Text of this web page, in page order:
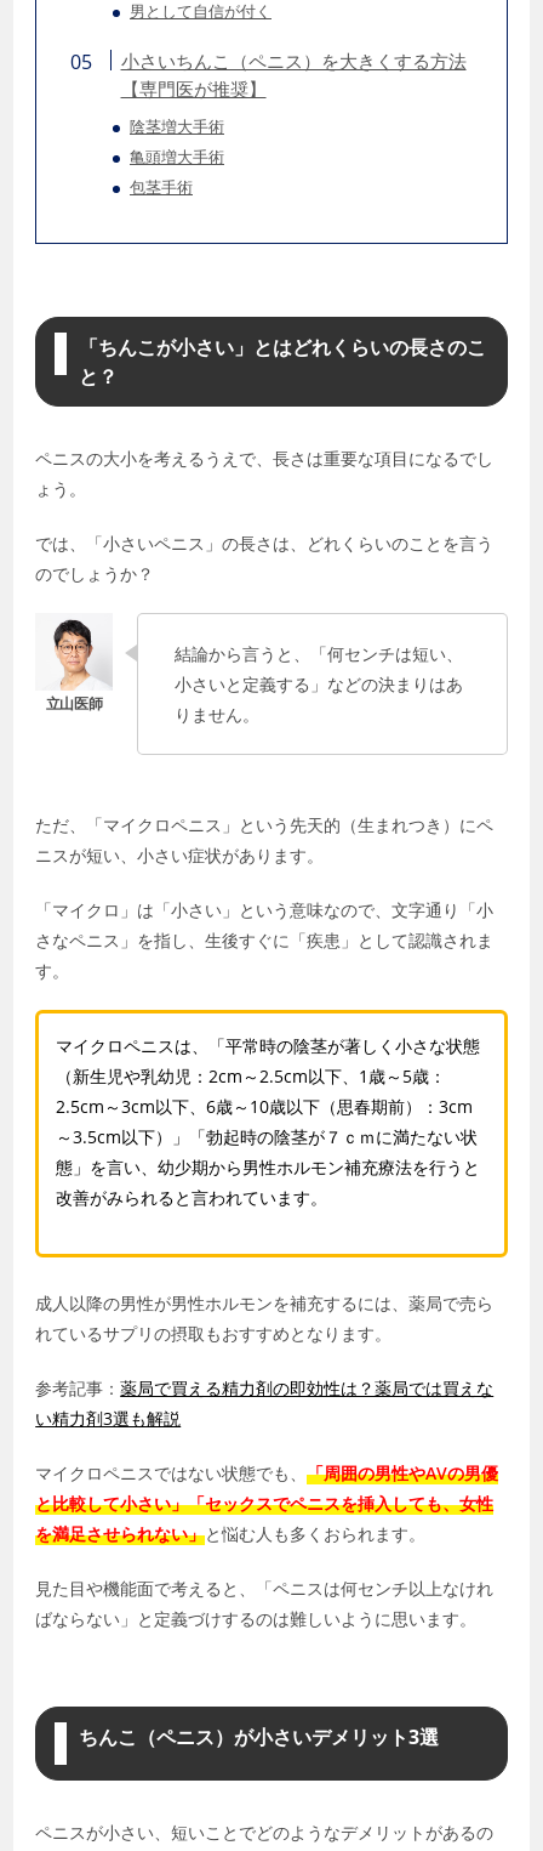
男として自信が付く
小さいちんこ（ペニス）を大きくする方法
【専門医が推奨】
陰茎増大手術
亀頭増大手術
包茎手術
「ちんこが小さい」とはどれくらいの長さのこ
と？
ペニスの大小を考えるうえで、長さは重要な項目になるでし
ょう。
では、「小さいペニス」の長さは、どれくらいのことを言う
のでしょうか？
結論から言うと、「何センチは短い、
小さいと定義する」などの決まりはあ
りません。
ただ、「マイクロペニス」という先天的（生まれつき）にペ
ニスが短い、小さい症状があります。
「マイクロ」は「小さい」という意味なので、文字通り「小
さなペニス」を指し、生後すぐに「疾患」として認識されま
す。
マイクロペニスは、「平常時の陰茎が著しく小さな状態
（新生児や乳幼児：2cm～2.5cm以下、1歳～5歳：
2.5cm～3cm以下、6歳～10歳以下（思春期前）：3cm
～3.5cm以下）」「勃起時の陰茎が７ｃｍに満たない状
態」を言い、幼少期から男性ホルモン補充療法を行うと
改善がみられると言われています。
成人以降の男性が男性ホルモンを補充するには、薬局で売ら
れているサプリの摂取もおすすめとなります。
参考記事：薬局で買える精力剤の即効性は？薬局では買えな
い精力剤3選も解説
マイクロペニスではない状態でも、「周囲の男性やAVの男優
と比較して小さい」「セックスでペニスを挿入しても、女性
を満足させられない」と悩む人も多くおられます。
見た目や機能面で考えると、「ペニスは何センチ以上なけれ
ばならない」と定義づけするのは難しいように思います。
ちんこ（ペニス）が小さいデメリット3選
ペニスが小さい、短いことでどのようなデメリットがあるの